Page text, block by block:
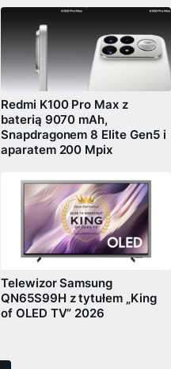
Redmi K100 Pro Max z
baterią 9070 mAh,
Snapdragonem 8 Elite Gen5 i
aparatem 200 Mpix
Telewizor Samsung
QN65S99H z tytułem „King
of OLED TV” 2026